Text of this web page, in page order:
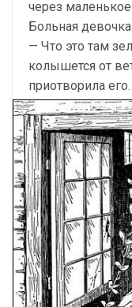
через
Больная
— Что это там
колышется от
приотворила его.